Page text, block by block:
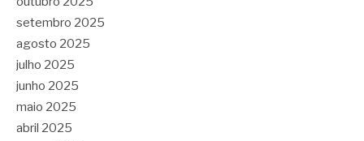
setembro 2025
agosto 2025
julho 2025
junho 2025
maio 2025
abril 2025